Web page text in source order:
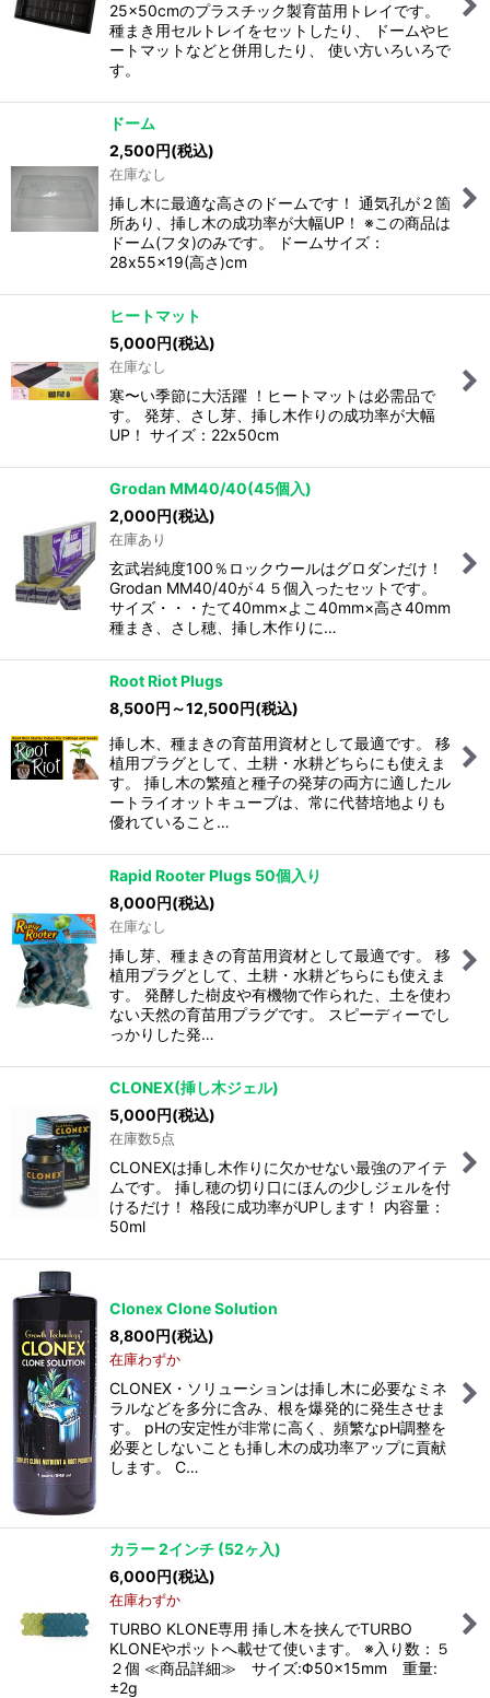
25x50cmのプラスチック製育苗用トレイです。
種まき用セルトレイをセットしたり、 ドームやヒ
ートマットなどと併用したり、 使い方いろいろで
す。
ドーム
2,500円(税込)
在庫なし
挿し木に最適な高さのドームです！ 通気孔が２箇
所あり、挿し木の成功率が大幅UP！ ※この商品は
ドーム(フタ)のみです。 ドームサイズ：
28x55x19(高さ)cm
ヒートマット
5,000円(税込)
在庫なし
寒〜い季節に大活躍 ！ヒートマットは必需品で
す。 発芽、さし芽、挿し木作りの成功率が大幅
UP！ サイズ：22x50cm
Grodan MM40/40(45個入)
2,000円(税込)
在庫あり
玄武岩純度100％ロックウールはグロダンだけ！
Grodan MM40/40が４５個入ったセットです。
サイズ・・・たて40mm×よこ40mm×高さ40mm
種まき、さし穂、挿し木作りに…
Root Riot Plugs
8,500円 ～12,500円(税込)
挿し木、種まきの育苗用資材として最適です。 移
植用プラグとして、土耕・水耕どちらにも使えま
す。 挿し木の繁殖と種子の発芽の両方に適したル
ートライオットキューブは、常に代替培地よりも
優れていること…
Rapid Rooter Plugs 50個入り
8,000円(税込)
在庫なし
挿し芽、種まきの育苗用資材として最適です。 移
植用プラグとして、土耕・水耕どちらにも使えま
す。 発酵した樹皮や有機物で作られた、土を使わ
ない天然の育苗用プラグです。 スピーディーでし
っかりした発…
CLONEX(挿し木ジェル)
5,000円(税込)
在庫数5点
CLONEXは挿し木作りに欠かせない最強のアイテ
ムです。 挿し穂の切り口にほんの少しジェルを付
けるだけ！ 格段に成功率がUPします！ 内容量：
50ml
Clonex Clone Solution
8,800円(税込)
在庫わずか
CLONEX・ソリューションは挿し木に必要なミネ
ラルなどを多分に含み、根を爆発的に発生させま
す。 pHの安定性が非常に高く、頻繁なpH調整を
必要としないことも挿し木の成功率アップに貢献
します。 C…
カラー 2インチ (52ヶ入)
6,000円(税込)
在庫わずか
TURBO KLONE専用 挿し木を挟んでTURBO
KLONEやポットへ載せて使います。 ※入り数：５
２個 ≪商品詳細≫ サイズ:Φ50×15mm 重量:
±2g